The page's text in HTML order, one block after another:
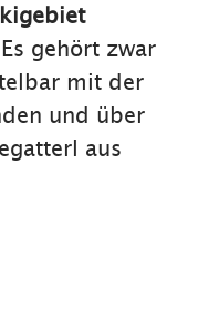
gehört zwar
mit der
und über
aus